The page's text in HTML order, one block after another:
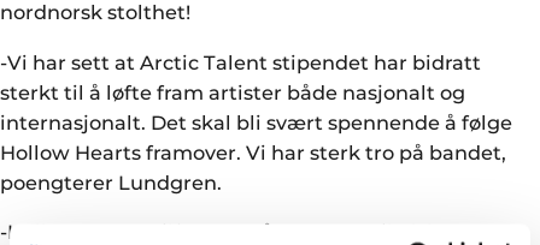
nordnorsk stolthet!
-Vi har sett at Arctic Talent stipendet har bidratt
sterkt til å løfte fram artister både nasjonalt og
internasjonalt. Det skal bli svært spennende å følge
Hollow Hearts framover. Vi har sterk tro på bandet,
poengterer Lundgren.
-Hollow Hearts tilfører også en ny musikalsk